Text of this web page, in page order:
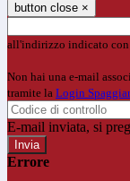
button close ×
all'indirizzo indicato con
Non hai una e-mail
tramite la Login
E-mail inviata, si
Errore